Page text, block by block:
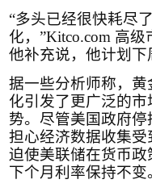
“多头已经很快耗尽
化，”Kitco.com 高级
他补充说，他计划下
据一些分析师称，
化引发了更广泛的
势。尽管美国政府停
担心经济数据收集
迫使美联储在货币
下个月利率保持不变